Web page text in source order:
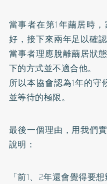
當事者在第1年繭居時
好，接下來兩年足以確
當事者理應脫離繭居狀
下的方式並不適合他。
所以本協會認為1年的
並等待的極限。
最後一個理由，用我們
說明：
「前1、2年還會覺得要